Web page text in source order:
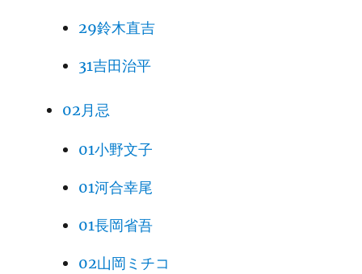
29鈴木直吉
31吉田治平
02月忌
01小野文子
01河合幸尾
01長岡省吾
02山岡ミチコ